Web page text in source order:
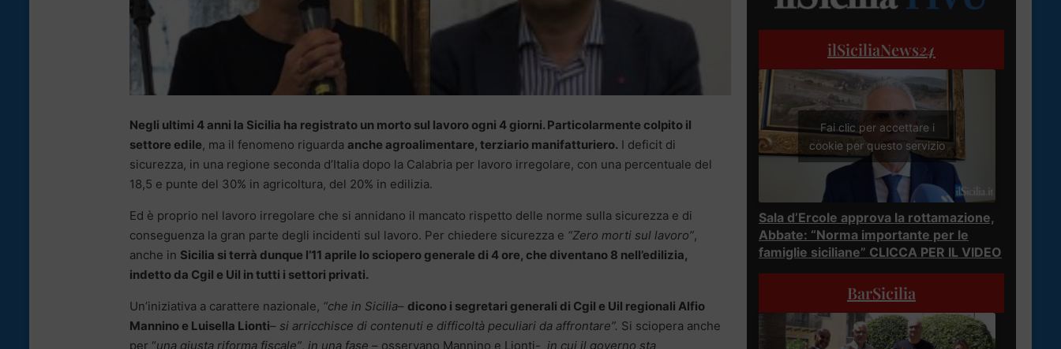
Negli ultimi 4 anni la Sicilia ha registrato un morto sul lavoro ogni 4 giorni. Particolarmente colpito il
settore edile, ma il fenomeno riguarda anche agroalimentare, terziario manifatturiero. I deficit di
sicurezza, in una regione seconda d’Italia dopo la Calabria per lavoro irregolare, con una percentuale del
18,5 e punte del 30% in agricoltura, del 20% in edilizia.
Ed è proprio nel lavoro irregolare che si annidano il mancato rispetto delle norme sulla sicurezza e di
conseguenza la gran parte degli incidenti sul lavoro. Per chiedere sicurezza e “Zero morti sul lavoro”,
anche in Sicilia si terrà dunque l’11 aprile lo sciopero generale di 4 ore, che diventano 8 nell’edilizia,
indetto da Cgil e Uil in tutti i settori privati.
Un’iniziativa a carattere nazionale, “che in Sicilia– dicono i segretari generali di Cgil e Uil regionali Alfio
Mannino e Luisella Lionti– si arricchisce di contenuti e difficoltà peculiari da affrontare”. Si sciopera anche
per “una giusta riforma fiscale”, in una fase – osservano Mannino e Lionti- in cui il governo sta
ilSiciliaNews24
Fai clic per accettare i
cookie per questo servizio
Sala d’Ercole approva la rottamazione,
Abbate: “Norma importante per le
famiglie siciliane” CLICCA PER IL VIDEO
BarSicilia